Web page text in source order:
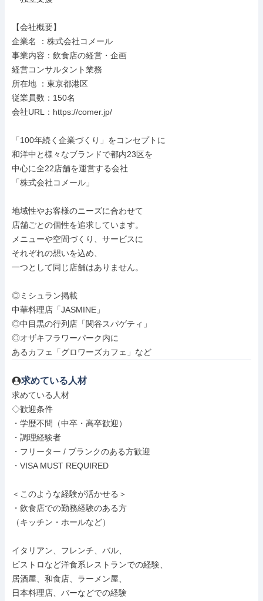
【会社概要】
企業名 ：株式会社コメール
事業内容：飲食店の経営・企画
経営コンサルタント業務
所在地 ：東京都港区
従業員数：150名
会社URL：https://comer.jp/
「100年続く企業づくり」をコンセプトに
和洋中と様々なブランドで都内23区を
中心に全22店舗を運営する会社
「株式会社コメール」
地域性やお客様のニーズに合わせて
店舗ごとの個性を追求しています。
メニューや空間づくり、サービスに
それぞれの想いを込め、
一つとして同じ店舗はありません。
◎ミシュラン掲載
中華料理店「JASMINE」
◎中目黒の行列店「関谷スパゲティ」
◎オザキフラワーパーク内に
あるカフェ「グロワーズカフェ」など
求めている人材
求めている人材
◇歓迎条件
・学歴不問（中卒・高卒歓迎）
・調理経験者
・フリーター / ブランクのある方歓迎
・VISA MUST REQUIRED
＜このような経験が活かせる＞
・飲食店での勤務経験のある方
（キッチン・ホールなど）
イタリアン、フレンチ、バル、
ビストロなど洋食系レストランでの経験、
居酒屋、和食店、ラーメン屋、
日本料理店、バーなどでの経験